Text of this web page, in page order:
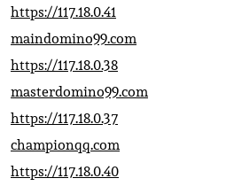
https://117.18.0.41
maindomino99.com
https://117.18.0.38
masterdomino99.com
https://117.18.0.37
championqq.com
https://117.18.0.40